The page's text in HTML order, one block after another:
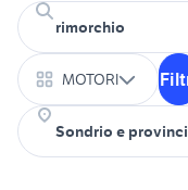
MOTORI